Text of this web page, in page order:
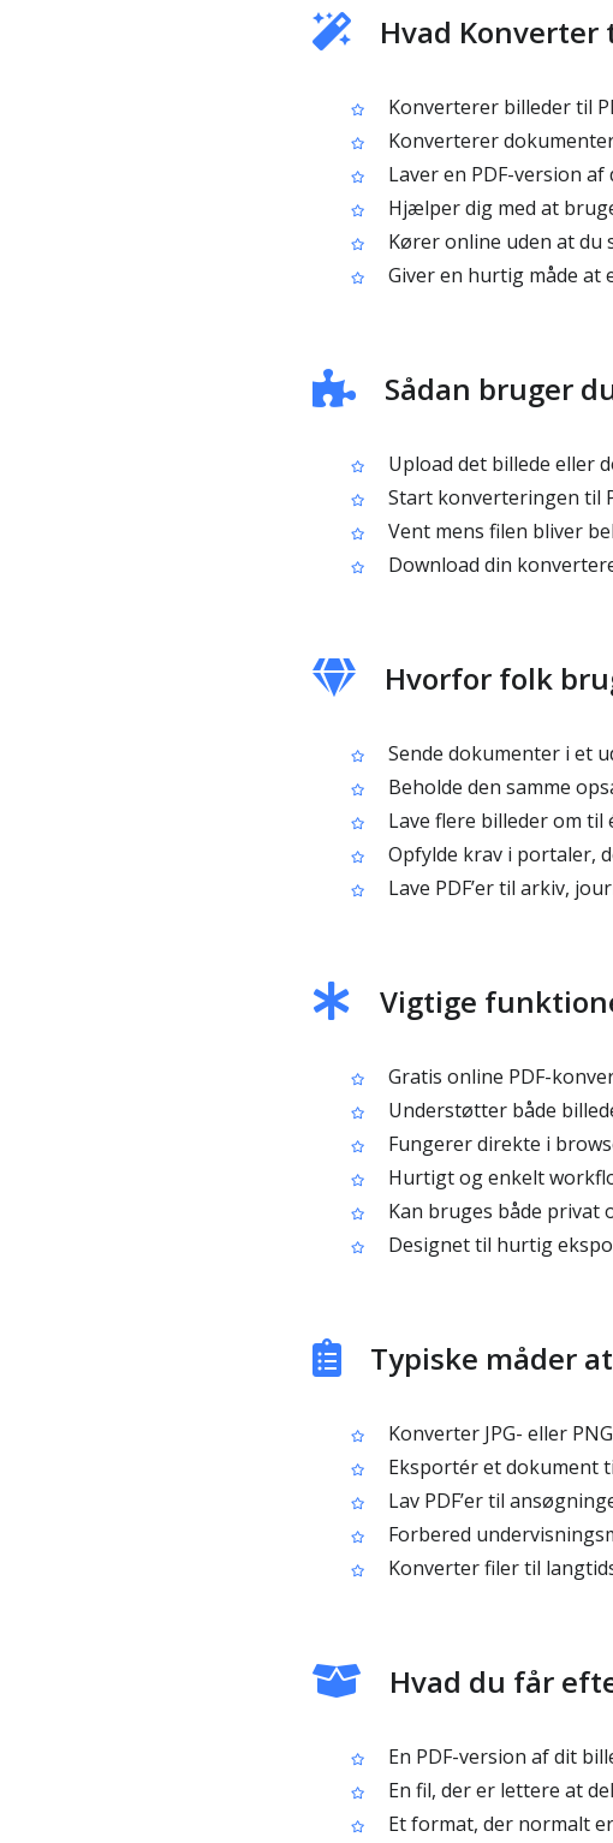
Hvad Konverter
Konverterer billeder til
Konverterer
Laver en PDF-version
Hjælper dig med at
Kører online uden at du
Giver en hurtig måde at
Sådan bruger
Upload det billede eller
Start konverteringen til
Vent mens filen bliver
Download din
Hvorfor folk
Sende dokumenter i et
Beholde den samme
Lave flere billeder om til
Opfylde krav i portaler,
Lave PDF’er til arkiv,
Vigtige
Gratis online PDF-
Understøtter både
Fungerer direkte i
Hurtigt og enkelt
Kan bruges både privat
Designet til hurtig
Typiske måder
Konverter JPG- eller
Eksportér et dokument
Lav PDF’er til
Forbered
Konverter filer til
Hvad du får
En PDF-version af dit
En fil, der er lettere at
Et format, der normalt